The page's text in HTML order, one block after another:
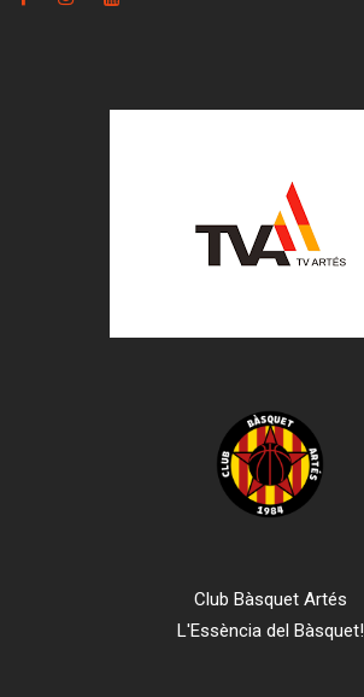
Club Bàsquet Artés
L'Essència del Bàsquet!